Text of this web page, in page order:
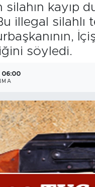
silahın kayıp
illegal silahlı
söyledi.
06:00